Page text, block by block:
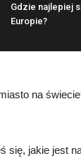
Gdzie najlepiej
Europie?
na
się, jakie jest